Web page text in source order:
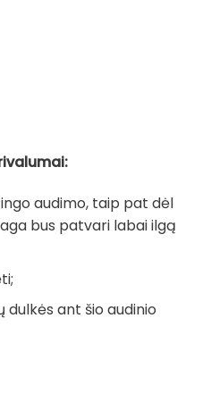
audimo, taip pat dėl
bus patvari labai ilgą
ant šio audinio